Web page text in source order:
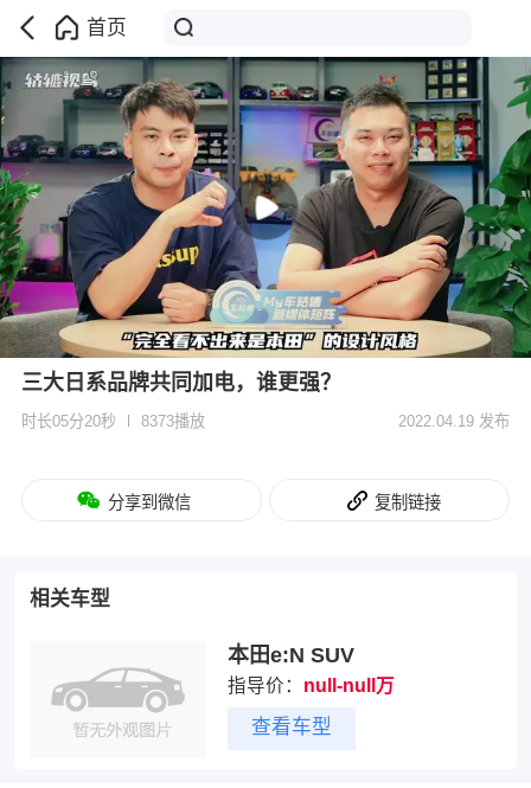
首页
三大日系品牌共同加电，谁更强？
时长05分20秒 8373播放 2022.04.19 发布
分享到微信 复制链接
相关车型
本田e:N SUV
指导价： null-null万
查看车型